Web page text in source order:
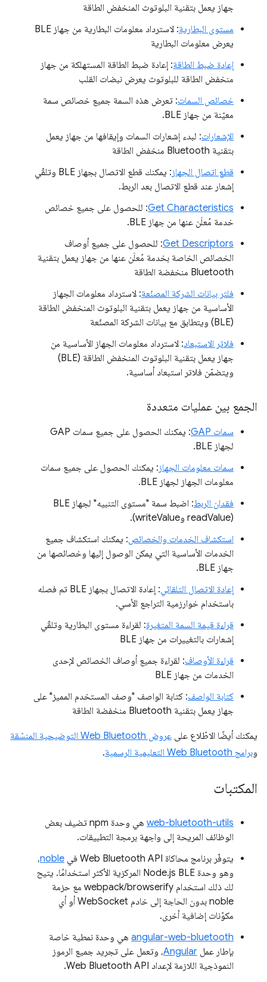
جهاز يعمل بتقنية البلوتوث المنخفض الطاقة
مستوى البطارية
: لاسترداد معلومات البطارية من جهاز BLE
يعرض معلومات البطارية
إعادة ضبط الطاقة: إعادة ضبط الطاقة المستهلكة من جهاز
منخفض الطاقة للبلوتوث يعرض نبضات القلب
خصائص السمات: تعرض هذه السمة جميع خصائص سمة
معيّنة من جهاز BLE.
الإشعارات: لبدء إشعارات السمات وإيقافها من جهاز يعمل
بتقنية Bluetooth منخفض الطاقة
قطع اتصال الجهاز
: يمكنك قطع الاتصال بجهاز BLE وتلقّي
إشعار عند قطع الاتصال بعد الربط.
Get Characteristics: للحصول على جميع خصائص
خدمة مُعلَن عنها من جهاز BLE.
Get Descriptors: للحصول على جميع أوصاف
الخصائص الخاصة بخدمة مُعلَن عنها من جهاز يعمل بتقنية
Bluetooth منخفضة الطاقة
فلتر بيانات الشركة المصنّعة: لاسترداد معلومات الجهاز
الأساسية من جهاز يعمل بتقنية البلوتوث المنخفض الطاقة
(BLE) ويتطابق مع بيانات الشركة المصنّعة
فلاتر الاستبعاد: لاسترداد معلومات الجهاز الأساسية من
جهاز يعمل بتقنية البلوتوث المنخفض الطاقة (BLE)
ويتضمّن فلاتر استبعاد أساسية.
الجمع بين عمليات متعددة
سمات GAP
: يمكنك الحصول على جميع سمات GAP
لجهاز BLE.
سمات معلومات الجهاز: يمكنك الحصول على جميع سمات
معلومات الجهاز لجهاز BLE.
فقدان الربط
: اضبط سمة "مستوى التنبيه" لجهاز BLE
(readValue وwriteValue).
استكشاف الخدمات والخصائص: يمكنك استكشاف جميع
الخدمات الأساسية التي يمكن الوصول إليها وخصائصها من
جهاز BLE.
إعادة الاتصال التلقائي
: إعادة الاتصال بجهاز BLE تم فصله
باستخدام خوارزمية التراجع الأسي.
قراءة قيمة السمة المتغيرة: لقراءة مستوى البطارية وتلقّي
إشعارات بالتغييرات من جهاز BLE
قراءة الأوصاف: لقراءة جميع أوصاف الخصائص لإحدى
الخدمات من جهاز BLE
كتابة الواصف: كتابة الواصف "وصف المستخدم المميز" على
جهاز يعمل بتقنية Bluetooth منخفضة الطاقة
يمكنك أيضًا الاطّلاع على عروض Web Bluetooth التوضيحية المنسّقة
وبرامج Web Bluetooth التعليمية الرسمية .
المكتبات
web-bluetooth-utils
هي وحدة npm تضيف بعض
الوظائف المريحة إلى واجهة برمجة التطبيقات.
يتوفّر برنامج محاكاة Web Bluetooth API في
noble،
وهو وحدة Node.js BLE المركزية الأكثر استخدامًا. يتيح
لك ذلك استخدام webpack/browserify مع حزمة
noble بدون الحاجة إلى خادم WebSocket أو أي
مكوّنات إضافية أخرى.
angular-web-bluetooth هي وحدة نمطية خاصة
بإطار عمل Angular، وتعمل على تجريد جميع الرموز
النموذجية اللازمة لإعداد Web Bluetooth API.